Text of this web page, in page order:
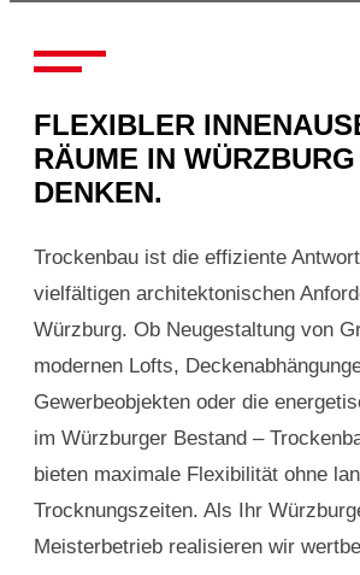
FLEXIBLER
RÄUME IN
DENKEN.
Trockenbau ist die effiziente
vielfältigen architektonischen
Würzburg. Ob Neugestaltung von
modernen Lofts,
Gewerbeobjekten oder die
im Würzburger Bestand –
bieten maximale Flexibilität ohne
Trocknungszeiten. Als Ihr
Meisterbetrieb realisieren wir